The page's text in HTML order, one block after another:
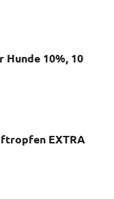
Hunde 10%, 10
EXTRA